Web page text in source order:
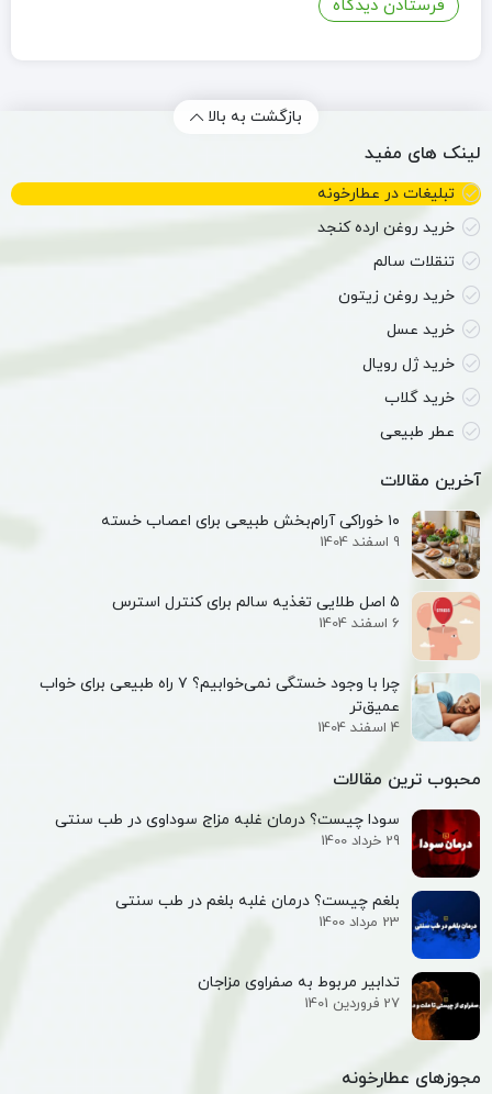
بازگشت به بالا
لینک های مفید
تبلیغات در عطارخونه
خرید روغن ارده کنجد
تنقلات سالم
خرید روغن زیتون
خرید عسل
خرید ژل رویال
خرید گلاب
عطر طبیعی
آخرین مقالات
۱۰ خوراکی آرام‌بخش طبیعی برای اعصاب خسته
9 اسفند 1404
۵ اصل طلایی تغذیه سالم برای کنترل استرس
6 اسفند 1404
چرا با وجود خستگی نمی‌خوابیم؟ ۷ راه طبیعی برای خواب
عمیق‌تر
4 اسفند 1404
محبوب ترین مقالات
سودا چیست؟ درمان غلبه مزاج سوداوی در طب سنتی
29 خرداد 1400
بلغم چیست؟ درمان غلبه بلغم در طب سنتی
23 مرداد 1400
تدابیر مربوط به صفراوی مزاجان
27 فروردین 1401
مجوزهای عطارخونه